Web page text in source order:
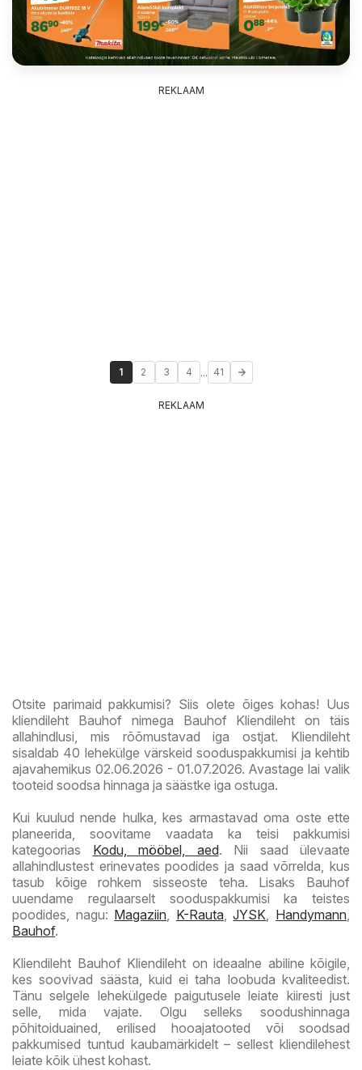
REKLAAM
1 2 3 4 ... 41
REKLAAM
Otsite parimaid pakkumisi? Siis olete õiges kohas! Uus
kliendileht Bauhof nimega Bauhof Kliendileht on täis
allahindlusi, mis rõõmustavad iga ostjat. Kliendileht
sisaldab 40 lehekülge värskeid sooduspakkumisi ja kehtib
ajavahemikus 02.06.2026 - 01.07.2026. Avastage lai valik
tooteid soodsa hinnaga ja säästke iga ostuga.
Kui kuulud nende hulka, kes armastavad oma oste ette
planeerida, soovitame vaadata ka teisi pakkumisi
kategoorias Kodu, mööbel, aed. Nii saad ülevaate
allahindlustest erinevates poodides ja saad võrrelda, kus
tasub kõige rohkem sisseoste teha. Lisaks Bauhof
uuendame regulaarselt sooduspakkumisi ka teistes
poodides, nagu: Magaziin K-Rauta,JYSK Handymann
Bauhof.
Kliendileht Bauhof Kliendileht on ideaalne abiline kõigile,
kes soovivad säästa, kuid ei taha loobuda kvaliteedist.
Tänu selgele lehekülgede paigutusele leiate kiiresti just
selle, mida vajate. Olgu selleks soodushinnaga
põhitoiduained, erilised hooajatooted või soodsad
pakkumised tuntud kaubamärkidelt – sellest kliendilehest
leiate kõik ühest kohast.